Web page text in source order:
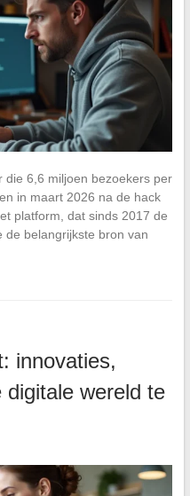
die 6,6 miljoen bezoekers per
in maart 2026 na de hack
platform, dat sinds 2017 de
de belangrijkste bron van
innovaties,
wereld te